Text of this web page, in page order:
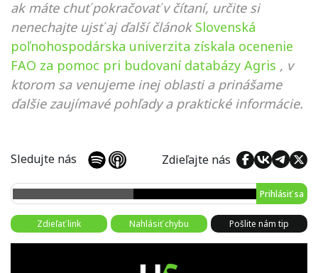
ak máte chuť pokračovať v čítaní, určite si
nenechajte ujsť aj ďalší článok Slovenská
poľnohospodárska univerzita získala ocenenie
FAO za pomoc pri budovaní databázy Agris , v
ktorom sa venujeme inej oblasti a prinášame
ďalšie zaujímavé pohľady a praktické informácie.
Sledujte nás Zdieľajte nás
Prihlásiť sa
Zdieľať link Nahlásiť chybu Pošlite nám tip